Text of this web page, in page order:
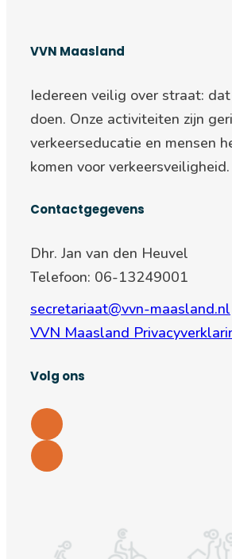
VVN Maasland
Iedereen veilig over straat: d
doen. Onze activiteiten zijn
verkeerseducatie en mensen
komen voor verkeersveiligheid.
Contactgegevens
Dhr. Jan van den Heuvel
Telefoon: 06-13249001
secretariaat@vvn-maasland.nl
VVN Maasland
Volg ons